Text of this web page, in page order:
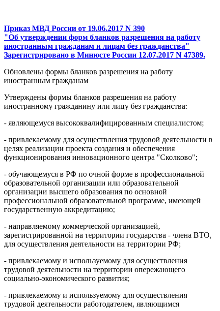
Приказ МВД России от 19.06.2017 N 390
"Об утверждении форм бланков разрешения на работу
иностранным гражданам и лицам без гражданства"
Зарегистрировано в Минюсте России 12.07.2017 N 47389.
Обновлены формы бланков разрешения на работу
иностранным гражданам
Утверждены формы бланков разрешения на работу
иностранному гражданину или лицу без гражданства:
- являющемуся высококвалифицированным специалистом;
- привлекаемому для осуществления трудовой деятельности в
целях реализации проекта создания и обеспечения
функционирования инновационного центра "Сколково";
- обучающемуся в РФ по очной форме в профессиональной
образовательной организации или образовательной
организации высшего образования по основной
профессиональной образовательной программе, имеющей
государственную аккредитацию;
- направляемому коммерческой организацией,
зарегистрированной на территории государства - члена ВТО,
для осуществления деятельности на территории РФ;
- привлекаемому и используемому для осуществления
трудовой деятельности на территории опережающего
социально-экономического развития;
- привлекаемому и используемому для осуществления
трудовой деятельности работодателем, являющимся